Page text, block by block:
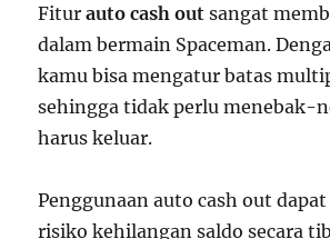
Fiturauto cash out sangat
dalam bermain Spaceman.
kamu bisa mengatur batas
sehingga tidak perlu menebak-
harus keluar.
Penggunaan auto cash out
risiko kehilangan saldo secara